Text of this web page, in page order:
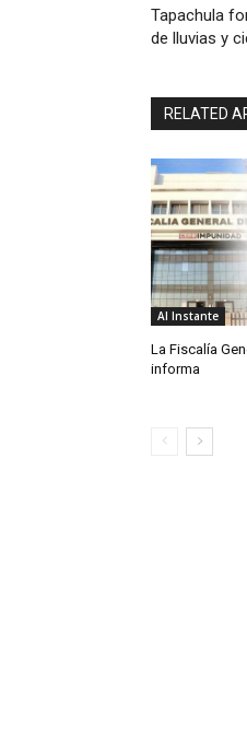
Tapachula
de lluvias y
RELATED
Al Instante
La Fiscalía
informa